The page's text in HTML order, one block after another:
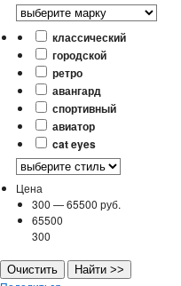
классический
городской
ретро
авангард
спортивный
авиатор
cat eyes
Цена
300 —65500 руб.
65500
300